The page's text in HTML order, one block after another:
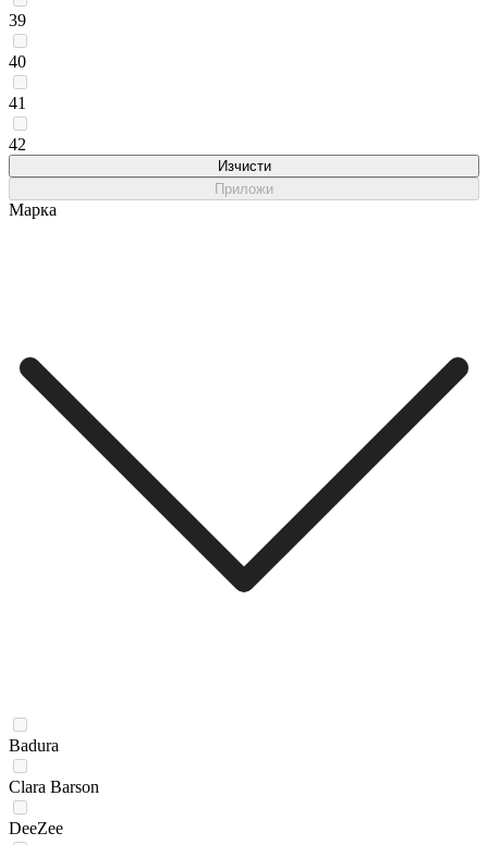
39
40
41
42
Изчисти
Приложи
Марка
Badura
Clara Barson
DeeZee